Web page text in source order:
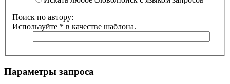
Поиск по автору:
Используйте * в качестве шаблона.
Параметры запроса